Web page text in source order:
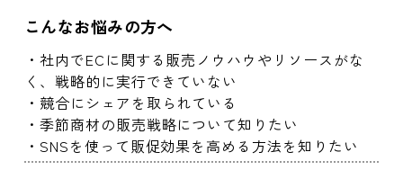
こんなお悩みの方へ
・社内でECに関する販売ノウハウやリソースがな
く、戦略的に実行できていない
・競合にシェアを取られている
・季節商材の販売戦略について知りたい
・SNSを使って販促効果を高める方法を知りたい